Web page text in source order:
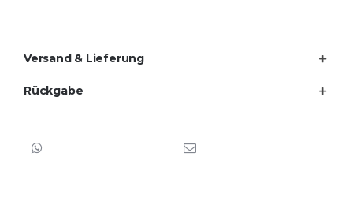
Versand & Lieferung
Rückgabe